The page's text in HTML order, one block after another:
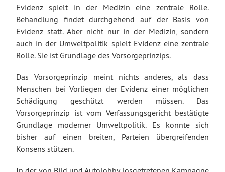
Evidenz spielt in der Medizin eine zentrale Rolle.
Behandlung findet durchgehend auf der Basis von
Evidenz statt. Aber nicht nur in der Medizin, sondern
auch in der Umweltpolitik spielt Evidenz eine zentrale
Rolle. Sie ist Grundlage des Vorsorgeprinzips.
Das Vorsorgeprinzip meint nichts anderes, als dass
Menschen bei Vorliegen der Evidenz einer möglichen
Schädigung geschützt werden müssen. Das
Vorsorgeprinzip ist vom Verfassungsgericht bestätigte
Grundlage moderner Umweltpolitik. Es konnte sich
bisher auf einen breiten, Parteien übergreifenden
Konsens stützen.